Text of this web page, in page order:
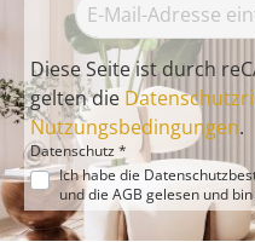
Diese Seite ist durch
gelten die
Nutzungsbedingungen.
Datenschutz *
Ich habe die
und die AGB gelesen und